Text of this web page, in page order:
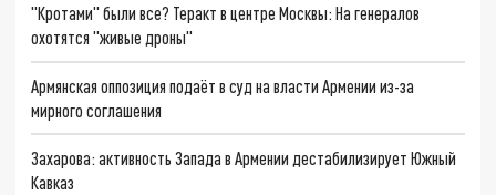
"Кротами" были все? Теракт в центре Москвы: На генералов
охотятся "живые дроны"
Армянская оппозиция подаёт в суд на власти Армении из-за
мирного соглашения
Захарова: активность Запада в Армении дестабилизирует Южный
Кавказ